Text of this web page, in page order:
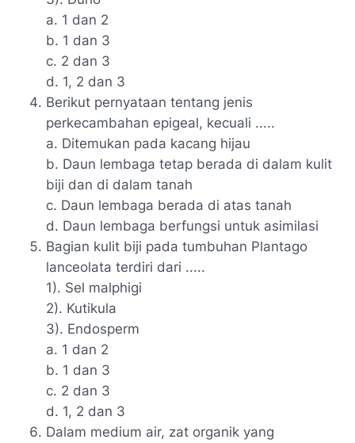
a. 1 dan 2
b. 1 dan 3
c. 2 dan 3
d. 1, 2 dan 3
Berikut pernyataan tentang jenis
perkecambahan epigeal, kecuali .....
a. Ditemukan pada kacang hijau
b. Daun lembaga tetap berada di dalam kulit
biji dan di dalam tanah
c. Daun lembaga berada di atas tanah
d. Daun lembaga berfungsi untuk asimilasi
Bagian kulit biji pada tumbuhan Plantago
lanceolata terdiri dari .....
1). Sel malphigi
2). Kutikula
3). Endosperm
a. 1 dan 2
b. 1 dan 3
c. 2 dan 3
d. 1, 2 dan 3
Dalam medium air, zat organik yang